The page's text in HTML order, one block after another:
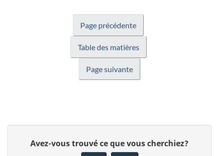
Page précédente
Table des matières
Page suivante
Avez-vous trouvé ce que vous cherchiez?